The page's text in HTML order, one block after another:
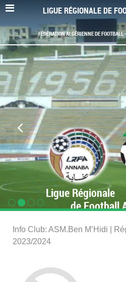
LIGUE RÉGIONALE DE
Ligue Régionale
de Football
Info Club: ASM.Ben M’Hidi |
2023/2024